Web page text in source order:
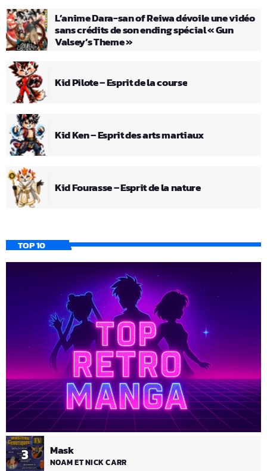
L’anime Dara-san of Reiwa dévoile une vidéo
sans crédits de son ending spécial « Gun
Valsey’s Theme »
Kid Pilote – Esprit de la course
Kid Ken – Esprit des arts martiaux
Kid Fourasse – Esprit de la nature
TOP 10
3 Mask
NOAM ET NICK CARR